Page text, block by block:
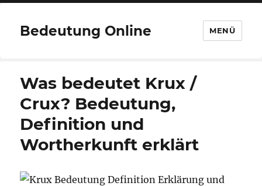
Bedeutung Online MENÜ
Was bedeutet Krux /
Crux? Bedeutung,
Definition und
Wortherkunft erklärt